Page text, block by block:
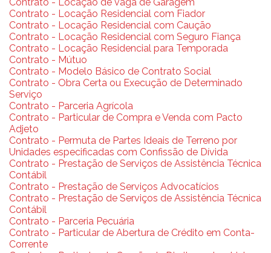
Contrato - Locação Residencial com Fiador
Contrato - Locação Residencial com Caução
Contrato - Locação Residencial com Seguro Fiança
Contrato - Locação Residencial para Temporada
Contrato - Mútuo
Contrato - Modelo Básico de Contrato Social
Contrato - Obra Certa ou Execução de Determinado
Serviço
Contrato - Parceria Agrícola
Contrato - Particular de Compra e Venda com Pacto
Adjeto
Contrato - Permuta de Partes Ideais de Terreno por
Unidades especificadas com Confissão de Dívida
Contrato - Prestação de Serviços de Assistência Técnica
Contábil
Contrato - Prestação de Serviços Advocatícios
Contrato - Prestação de Serviços de Assistência Técnica
Contábil
Contrato - Parceria Pecuária
Contrato - Particular de Abertura de Crédito em Conta-
Corrente